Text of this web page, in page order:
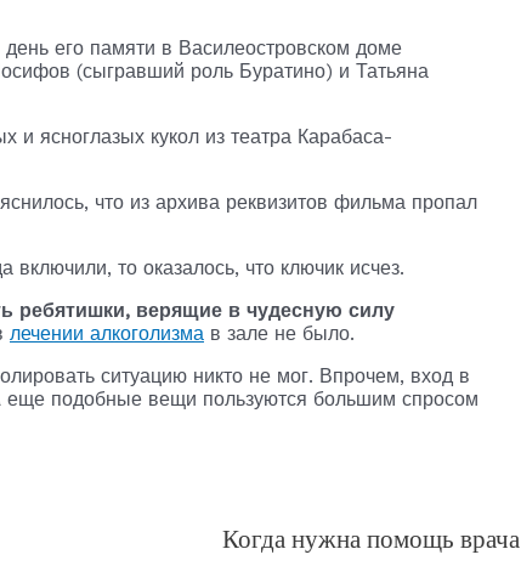
его памяти в Василеостровском доме
(сыгравший роль Буратино) и Татьяна
ясноглазых кукол из театра Карабаса-
что из архива реквизитов фильма пропал
то оказалось, что ключик исчез.
ребятишки, верящие в чудесную силу
лечении алкоголизма в зале не было.
ситуацию никто не мог. Впрочем, вход в
еще подобные вещи пользуются большим спросом
Когда нужна помощь врача